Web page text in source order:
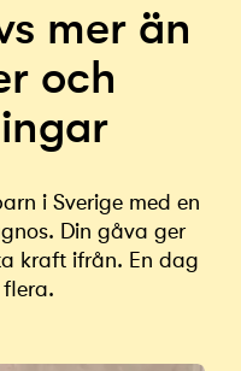
mer än
och
i Sverige med en
Din gåva ger
kraft ifrån. En dag